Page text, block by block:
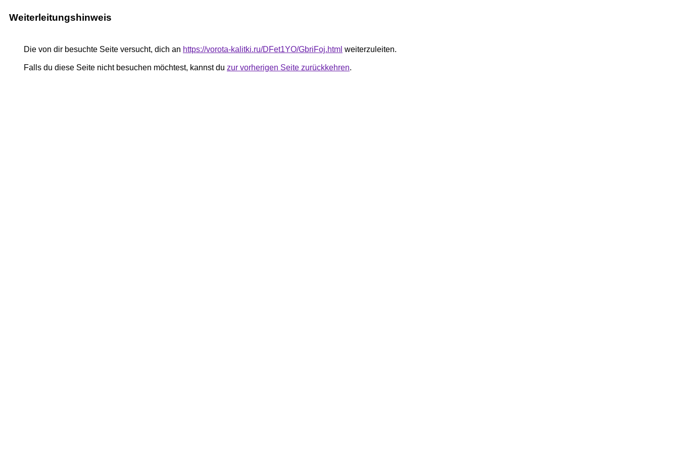
Weiterleitungshinweis
Die von dir besuchte Seite versucht, dich an https://vorota-kalitki.ru/DFet1YO/GbriFoj.html weiterzuleiten.
Falls du diese Seite nicht besuchen möchtest, kannst du zur vorherigen Seite zurückkehren.